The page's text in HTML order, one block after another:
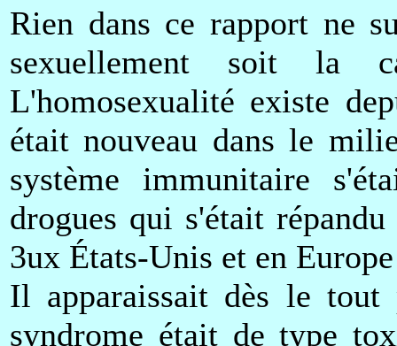
Rien dans ce rapport ne
sexuellement soit la
L'homosexualité existe
était nouveau dans le
système immunitaire
drogues qui s'était
3ux États-Unis et en
Il apparaissait dès le tout
syndrome était de type